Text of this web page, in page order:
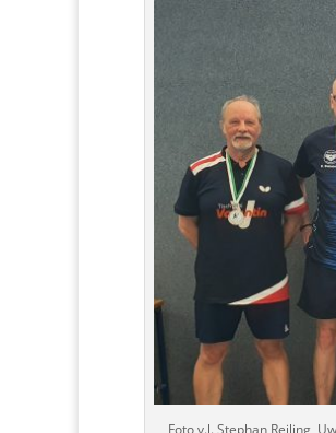
Foto v.l. Stephan Reiling,